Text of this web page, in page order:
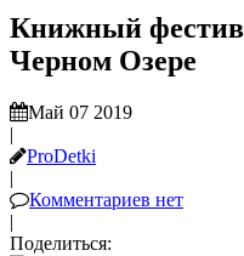
Книжный
Черном Озере
Май 07 2019
|
ProDetki
|
Комментариев нет
|
Поделиться: